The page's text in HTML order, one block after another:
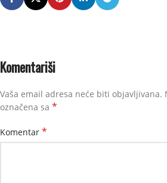
Komentariši
Vaša email adresa neće biti objavljivana.
označena sa *
Komentar *